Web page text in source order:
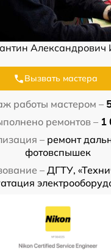
Александрович
Вызвать мастера
работы мастером –
ремонтов – 1
– ремонт
фотовспышек
– ДГТУ,